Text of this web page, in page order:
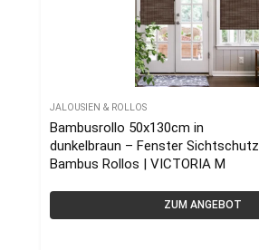
JALOUSIEN & ROLLOS
Bambusrollo 50x130cm in
dunkelbraun – Fenster Sichtschutz
Bambus Rollos | VICTORIA M
ZUM ANGEBOT